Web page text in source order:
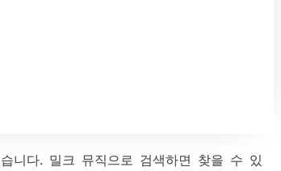
니다. 밀크 뮤직으로 검색하면 찾을 수 있